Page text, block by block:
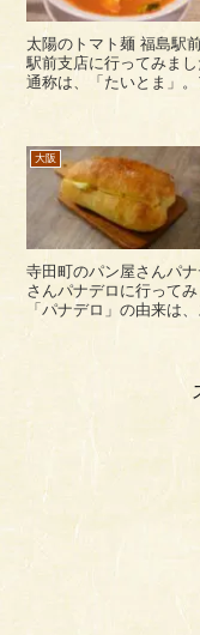
太陽のトマト麺 福島駅前支店 大阪の福島にある太陽の
駅前支店に行ってみま
通称は、「たいとま」
大阪
寺田町のパン屋さんパナデロ 大阪市天王寺区の寺田町に
さんパナデロに行って
「パナデロ」の由来は